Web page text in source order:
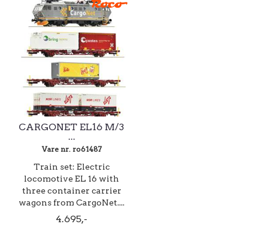
CARGONET EL16 M/3
...
Vare nr. ro61487
Train set: Electric
locomotive EL 16 with
three container carrier
wagons from CargoNet....
4.695,-